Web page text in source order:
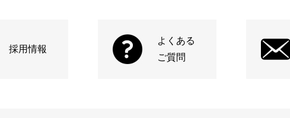
採用情報
よくある
ご質問